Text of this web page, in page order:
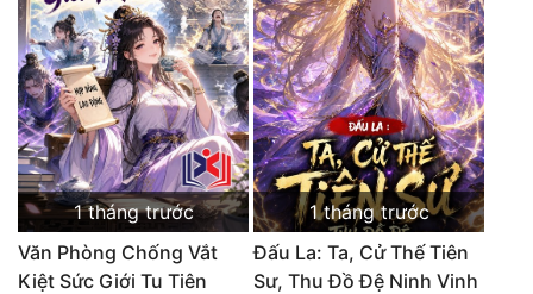
Cẩu Đạo Trường Sinh
Ngự Thú
Truyện Nam
Truyện Nữ
Vô Địch Lưu
Xây Dựng Thế Lực
1 tháng trước
Văn Phòng Chống Vắt
Kiệt Sức Giới Tu Tiên
1 tháng trước
Đấu La: Ta, Cử Thế Tiên
Sư, Thu Đồ Đệ Ninh Vinh